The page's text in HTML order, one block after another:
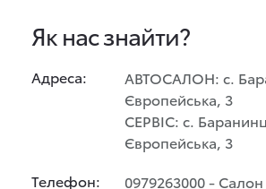
Як нас знайти?
Адреса:
АВТОСАЛОН: с.
Європейська, 3
СЕРВІС: с.
Європейська, 3
Телефон:
0979263000 - Салон